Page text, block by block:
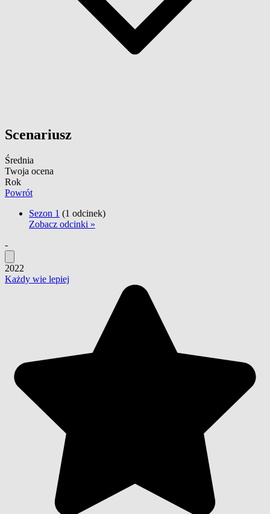
Scenariusz
Średnia
Twoja ocena
Rok
Powrót
Sezon 1 (1 odcinek)
Zobacz odcinki »
-
2022
Każdy wie lepiej